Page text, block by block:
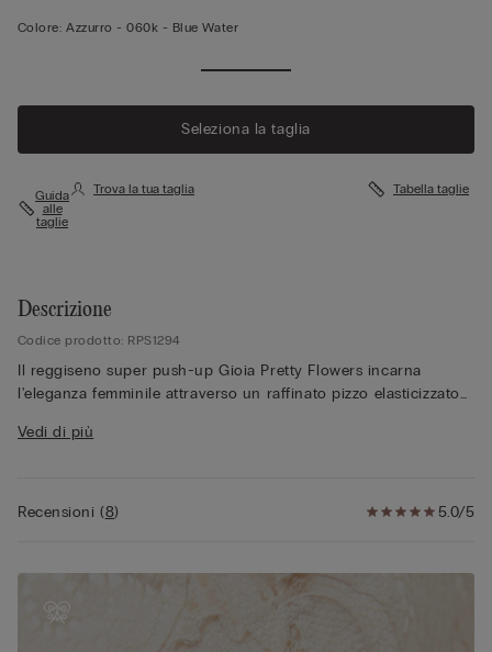
Colore: Azzurro -060k - Blue Water
Seleziona la taglia
Guida
alle
taglie
Trova la tua taglia Tabella taglie
Descrizione
Codice prodotto: RPS1294
Il reggiseno super push-up Gioia Pretty Flowers incarna
l'eleganza femminile attraverso un raffinato pizzo elasticizzato
contrasto. Le coppe preformate graduate, molto imbottite e
mozzafiato. Questo reggiseno super push-up unisce la qualità
posteriore garantiscono una vestibilità perfetta.
La modella è alta 175 cm e indossa la taglia 2B / 75B / 34B /
85B / 42B.
Vedi di più
5.0/5
Recensioni(8)